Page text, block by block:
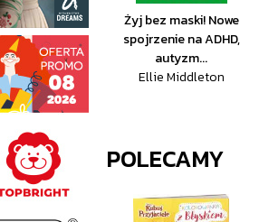
Żyj bez maski! Nowe
spojrzenie na ADHD,
autyzm...
Ellie Middleton
POLECAMY